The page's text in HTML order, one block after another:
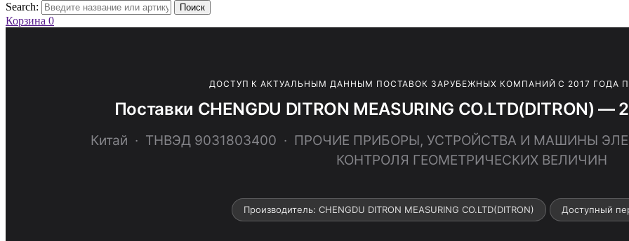
Search:
Поиск
Корзина 0
ДОСТУП К АКТУАЛЬНЫМ ДАННЫМ ПОСТАВОК ЗАРУБЕЖНЫХ КОМПАНИЙ С 2017 ГОДА
Поставки CHENGDU DITRON MEASURING CO.LTD(DITRON) —
Китай · ТНВЭД 9031803400 · ПРОЧИЕ ПРИБОРЫ, УСТРОЙСТВА И МАШИНЫ
КОНТРОЛЯ ГЕОМЕТРИЧЕСКИХ ВЕЛИЧИН
Производитель: CHENGDU DITRON MEASURING CO.LTD(DITRON) Доступный